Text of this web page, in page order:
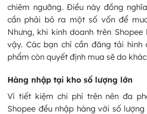
chiêm ngưỡng. Điều này đồng
cần phải bỏ ra một số vốn để
Nhưng, khi kinh doanh trên
vậy. Các bạn chỉ cần đăng tải hình
phẩm còn quyết định mua sẽ do
Hàng nhập tại kho số lượng lớn
Vì tiết kiệm chi phí trên nên đa
Shopee đều nhập hàng với số